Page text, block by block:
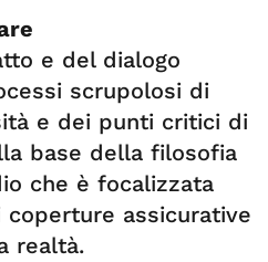
e del dialogo
scrupolosi di
e dei punti critici di
base della filosofia
che è focalizzata
assicurative
realtà.